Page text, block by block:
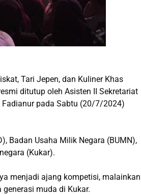
Tari Jepen, dan Kuliner Khas
ditutup oleh Asisten II Sekretariat
Fadianur pada Sabtu (20/7/2024)
Badan Usaha Milik Negara (BUMN),
(Kukar).
menjadi ajang kompetisi, malainkan
muda di Kukar.